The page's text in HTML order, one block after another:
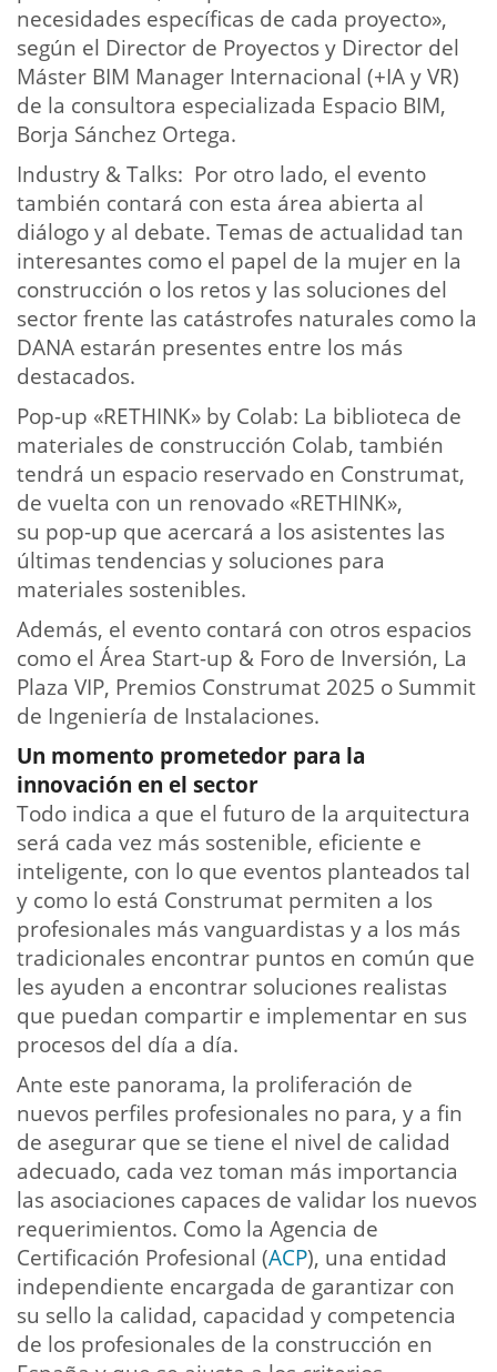
necesidades específicas de cada proyecto»,
según el Director de Proyectos y Director del
Máster BIM Manager Internacional (+IA y VR)
de la consultora especializada Espacio BIM,
Borja Sánchez Ortega.
Industry & Talks: Por otro lado, el evento
también contará con esta área abierta al
diálogo y al debate. Temas de actualidad tan
interesantes como el papel de la mujer en la
construcción o los retos y las soluciones del
sector frente las catástrofes naturales como la
DANA estarán presentes entre los más
destacados.
Pop-up «RETHINK» by Colab: La biblioteca de
materiales de construcción Colab, también
tendrá un espacio reservado en Construmat,
de vuelta con un renovado «RETHINK»,
su pop-up que acercará a los asistentes las
últimas tendencias y soluciones para
materiales sostenibles.
Además, el evento contará con otros espacios
como el Área Start-up & Foro de Inversión, La
Plaza VIP, Premios Construmat 2025 o Summit
de Ingeniería de Instalaciones.
Un momento prometedor para la
innovación en el sector
Todo indica a que el futuro de la arquitectura
será cada vez más sostenible, eficiente e
inteligente, con lo que eventos planteados tal
y como lo está Construmat permiten a los
profesionales más vanguardistas y a los más
tradicionales encontrar puntos en común que
les ayuden a encontrar soluciones realistas
que puedan compartir e implementar en sus
procesos del día a día.
Ante este panorama, la proliferación de
nuevos perfiles profesionales no para, y a fin
de asegurar que se tiene el nivel de calidad
adecuado, cada vez toman más importancia
las asociaciones capaces de validar los nuevos
requerimientos. Como la Agencia de
Certificación Profesional (ACP), una entidad
independiente encargada de garantizar con
su sello la calidad, capacidad y competencia
de los profesionales de la construcción en